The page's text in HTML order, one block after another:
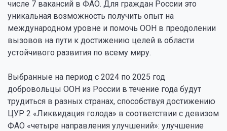
числе 7 вакансий в ФАО. Для граждан России это
уникальная возможность получить опыт на
международном уровне и помочь ООН в преодолении
вызовов на пути к достижению целей в области
устойчивого развития по всему миру.
Выбранные на период с 2024 по 2025 год
добровольцы ООН из России в течение года будут
трудиться в разных странах, способствуя достижению
ЦУР 2 «Ликвидация голода» в соответствии с девизом
ФАО «четыре направления улучшений»: улучшение